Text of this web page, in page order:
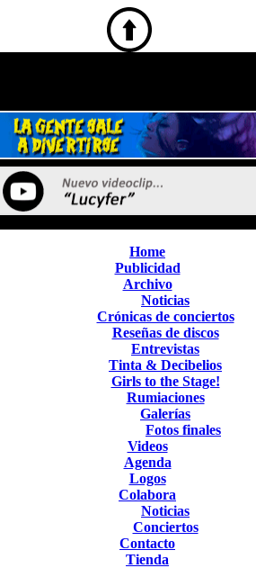
Home
Publicidad
Archivo
Noticias
Crónicas de conciertos
Reseñas de discos
Entrevistas
Tinta & Decibelios
Girls to the Stage!
Rumiaciones
Galerías
Fotos finales
Videos
Agenda
Logos
Colabora
Noticias
Conciertos
Contacto
Tienda